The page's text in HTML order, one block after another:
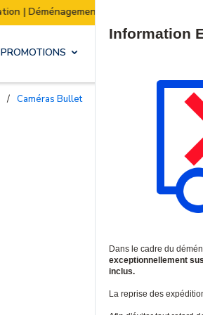
Les expéditions seront
PROMOTIONS
/ Caméras Bullet